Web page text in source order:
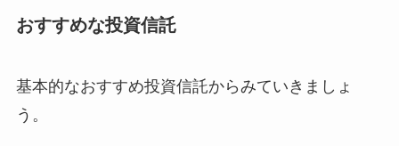
おすすめな投資信託
基本的なおすすめ投資信託からみていきましょ
う。